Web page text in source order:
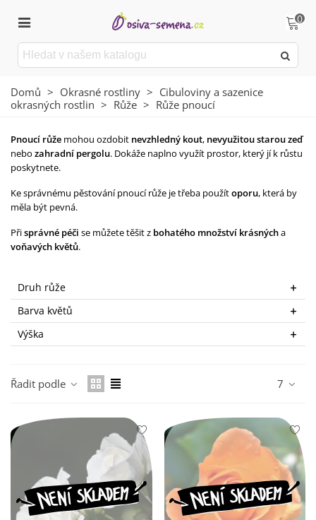
0
Domů > Okrasné rostliny > Cibuloviny a sazenice
okrasných rostlin > Růže > Růže pnoucí
Pnoucí růže mohou ozdobit nevzhledný kout, nevyužitou starou zeď
nebo zahradní pergolu. Dokáže naplno využít prostor, který jí k růstu
poskytnete.
Ke správnému pěstování pnoucí růže je třeba použítoporu, která by
měla být pevná.
Přisprávné péči se můžete těšit z bohatého množství krásnýcha
voňavých květů.
Druh růže
Barva květů
Výška
Řadit podle 7